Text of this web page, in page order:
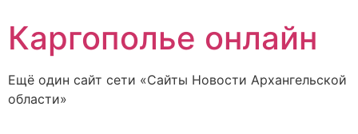
Каргополье онлайн
Ещё один сайт сети «Сайты Новости Архангельской
области»